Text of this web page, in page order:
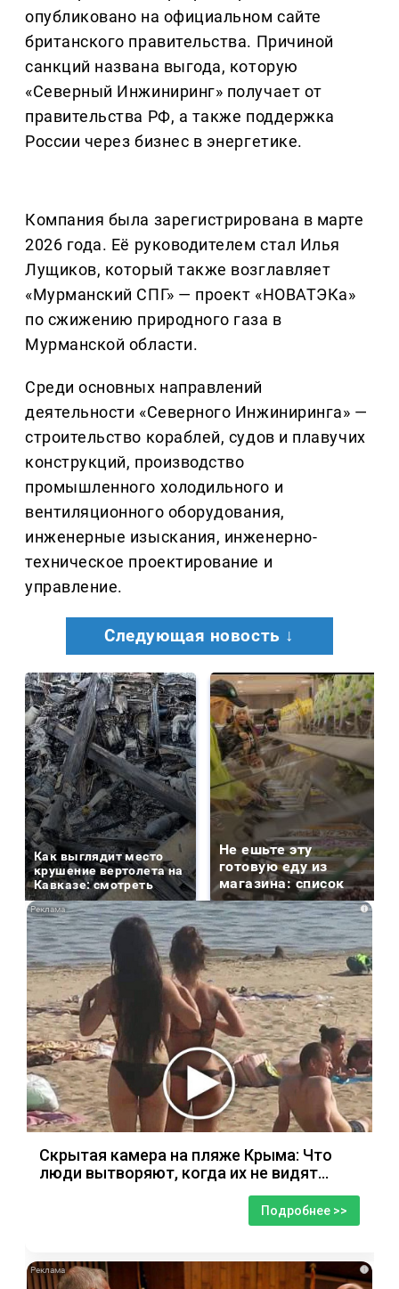
опубликовано на официальном сайте
британского правительства. Причиной
санкций названа выгода, которую
«Северный Инжиниринг» получает от
правительства РФ, а также поддержка
России через бизнес в энергетике.
Компания была зарегистрирована в марте
2026 года. Её руководителем стал Илья
Лущиков, который также возглавляет
«Мурманский СПГ» — проект «НОВАТЭКа»
по сжижению природного газа в
Мурманской области.
Среди основных направлений
деятельности «Северного Инжиниринга» —
строительство кораблей, судов и плавучих
конструкций, производство
промышленного холодильного и
вентиляционного оборудования,
инженерные изыскания, инженерно-
техническое проектирование и
управление.
Следующая новость ↓
Как выглядит место
крушение вертолета на
Кавказе: смотреть
Не ешьте эту
готовую еду из
магазина: список
i
Скрытая камера на пляже Крыма: Что
люди вытворяют, когда их не видят...
Подробнее >>
i